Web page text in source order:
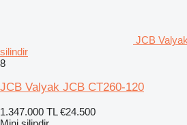
JCB
silindir
8
JCB Valyak JCB CT260-120
1.347.000 TL €24.500